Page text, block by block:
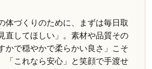
体づくりのために、まずは毎日取
直してほしい」。素材や品質その
かで穏やかで柔らかい良さ」こそ
「これなら安心」と笑顔で手渡せ